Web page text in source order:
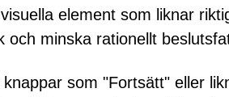
element som liknar
och minska rationellt
som "Fortsätt" eller